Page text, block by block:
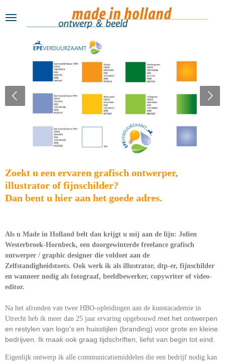
direct
hoofdinhoud
Zoekt u een ervaren grafisch ontwerper,
illustrator of fijnschilder?
Dan bent u hier aan het goede adres.
Als u Made in Holland belt dan krijgt u mij aan de lijn: Jolien
Westerbroek-Hornbeck, een doorgewinterde freelance grafisch
ontwerper / graphic designer die voldoet aan de
Zelfstandigheidstoets. Ook werk ik als illustrator, dtp-er, fijnschilder
en wanneer nodig als fotograaf, beeldbewerker, copywriter of video-
editor.
Na het afronden van twee HBO-opleidingen aan de kunstacademie in
Utrecht heb ik meer dan 25 jaar ervaring opgebouwd met het ontwerpen
en restylen van logo's en huisstijlen (branding) voor grote en kleine
bedrijven. Ik maak ook graag tijdschriften, liefst van begin tot eind.
Eigenlijk ontwerp ik alle communicatiemiddelen die een bedrijf nodig kan